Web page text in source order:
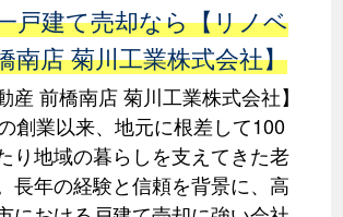
戸建て売却なら【リノベ
南店 菊川工業株式会社】
産 前橋南店 菊川工業株式会社】
創業以来、地元に根差して100
り地域の暮らしを支えてきた老
長年の経験と信頼を背景に、高